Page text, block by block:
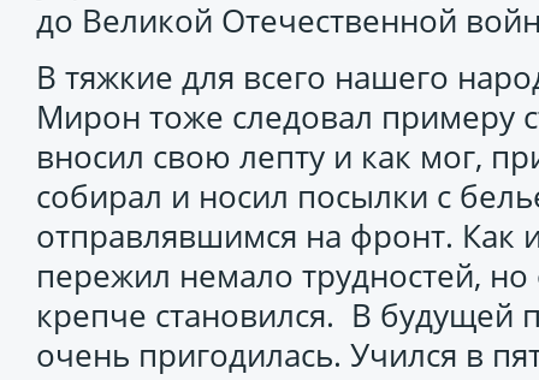
до Великой Отечественной
В тяжкие для всего нашего
Мирон тоже следовал примеру
вносил свою лепту и как мог,
собирал и носил посылки с
отправлявшимся на фронт. Как
пережил немало трудностей, но
крепче становился. В будущей
очень пригодилась. Учился в